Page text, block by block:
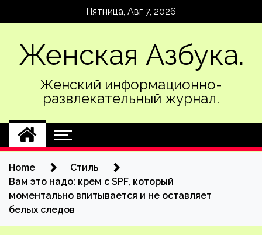
Пятница, Авг 7, 2026
Женская Азбука.
Женский информационно-
развлекательный журнал.
Home
Стиль
Вам это надо: крем с SPF, который
моментально впитывается и не оставляет
белых следов